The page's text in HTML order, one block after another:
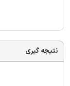
نتیجه گیری